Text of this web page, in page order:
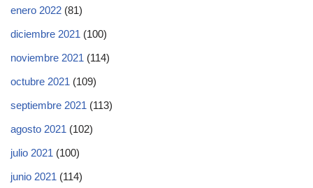
enero 2022 (81)
diciembre 2021 (100)
noviembre 2021 (114)
octubre 2021 (109)
septiembre 2021 (113)
agosto 2021 (102)
julio 2021 (100)
junio 2021 (114)